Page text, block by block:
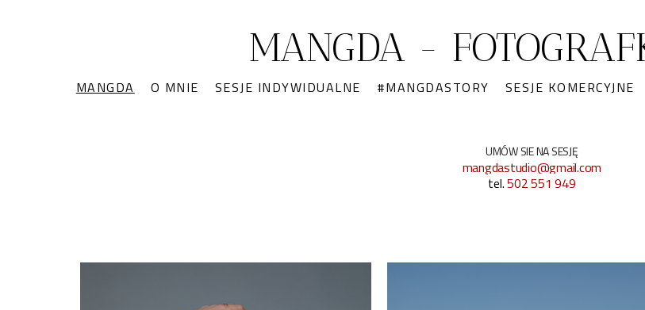
MANGDA -
MANGDA O MNIE SESJE INDYWIDUALNE #MANGDASTORY SESJE KOMERCYJNE
UMÓW SIE NA SESJĘ
mangdastudio@gmail.com
tel.502 551 949